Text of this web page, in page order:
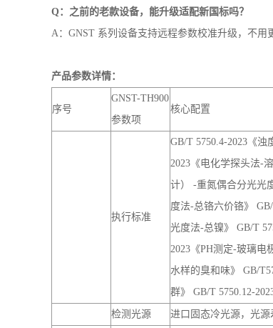
不管是水厂日常自检、二次供水合规检测、农村
档存储，全程可追溯，导出格式规范，可直接用
常见问题解答：
Q：GB 5749-2022 和旧版标准相比，主要变化有哪
A：新增了部分污染物、消毒副产物的管控要求
Q：之前的老款设备，能升级适配新国标吗？
A：GNST 系列设备支持远程参数校准升级，不
GB/T 5750.4-2023《
2023《电化学探头法-
计） -重氮偶合分光光